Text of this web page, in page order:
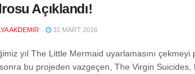
Açıklandı!
AKDEMIR 31 MART 2016
yıl The Little Mermaid uyarlamasını çekmeyi
bu projeden vazgeçen, The Virgin Suicides,